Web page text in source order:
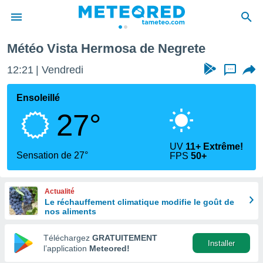
de
en
Météo Vista Hermosa de Negrete
12:21 Vendredi ...
Ensoleillé
27°
Sensation de 27°
UV 11+ Extrême!
FPS50+
Actualité
Le réchauffement climatique modifie le goût de
nos aliments
Téléchargez GRATUITEMENT
l’application Meteored!
Installer